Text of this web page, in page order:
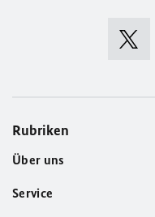
Rubriken
Über uns
Service